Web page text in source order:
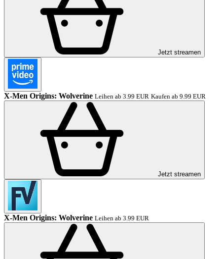
Jetzt streamen
X-Men Origins: Wolverine Leihen ab 3.99 EUR Kaufen ab 9.99 EUR
Jetzt streamen
X-Men Origins: Wolverine Leihen ab 3.99 EUR